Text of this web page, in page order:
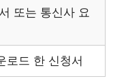
또는 통신사 요
로드 한 신청서